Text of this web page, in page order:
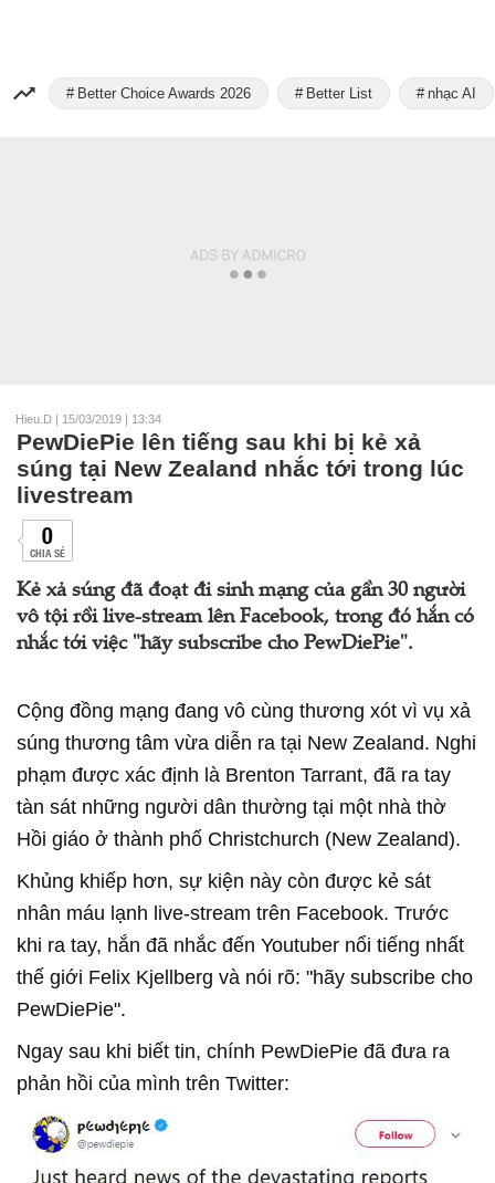
Better Choice Awards 2026 Better List nhạc AI
Hieu.D | 15/03/2019 | 13:34
PewDiePie lên tiếng sau khi bị kẻ xả
súng tại New Zealand nhắc tới trong lúc
livestream
0
CHIA SẺ
Kẻ xả súng đã đoạt đi sinh mạng của gần 30 người
vô tội rồi live-stream lên Facebook, trong đó hắn có
nhắc tới việc "hãy subscribe cho PewDiePie".
Cộng đồng mạng đang vô cùng thương xót vì vụ xả
súng thương tâm vừa diễn ra tại New Zealand. Nghi
phạm được xác định là Brenton Tarrant, đã ra tay
tàn sát những người dân thường tại một nhà thờ
Hồi giáo ở thành phố Christchurch (New Zealand).
Khủng khiếp hơn, sự kiện này còn được kẻ sát
nhân máu lạnh live-stream trên Facebook. Trước
khi ra tay, hắn đã nhắc đến Youtuber nổi tiếng nhất
thế giới Felix Kjellberg và nói rõ: "hãy subscribe cho
PewDiePie".
Ngay sau khi biết tin, chính PewDiePie đã đưa ra
phản hồi của mình trên Twitter: